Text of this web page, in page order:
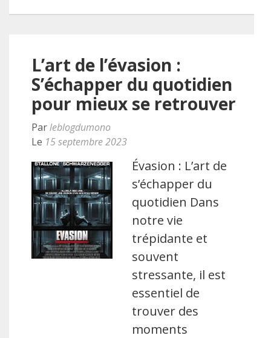
L’art de l’évasion :
S’échapper du quotidien
pour mieux se retrouver
Parleblogdumono
Le 15 septembre 2023
Évasion : L’art de
s’échapper du
quotidien Dans
notre vie
trépidante et
souvent
stressante, il est
essentiel de
trouver des
moments